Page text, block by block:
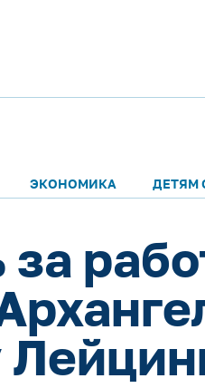
ЭКОНОМИКА ДЕТЯМ